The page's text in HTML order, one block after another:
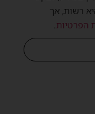
רשות, אך
הפרטיות.